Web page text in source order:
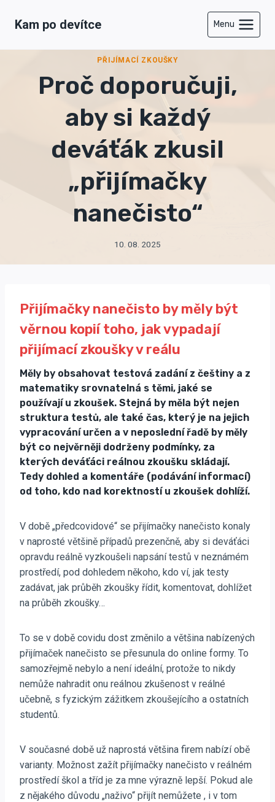
Kam po devítce Menu
PŘIJÍMACÍ ZKOUŠKY
Proč doporučuji,
aby si každý
deváťák zkusil
„přijímačky
nanečisto“
10. 08. 2025
Přijímačky nanečisto by měly být
věrnou kopií toho, jak vypadají
přijímací zkoušky v reálu
Měly by obsahovat testová zadání z češtiny a z
matematiky srovnatelná s těmi, jaké se
používají u zkoušek. Stejná by měla být nejen
struktura testů, ale také čas, který je na jejich
vypracování určen a v neposlední řadě by měly
být co nejvěrněji dodrženy podmínky, za
kterých deváťáci reálnou zkoušku skládají.
Tedy dohled a komentáře (podávání informací)
od toho, kdo nad korektností u zkoušek dohlíží.
V době „předcovidové“ se přijímačky nanečisto konaly
v naprosté většině případů prezenčně, aby si deváťáci
opravdu reálně vyzkoušeli napsání testů v neznámém
prostředí, pod dohledem někoho, kdo ví, jak testy
zadávat, jak průběh zkoušky řídit, komentovat, dohlížet
na průběh zkoušky…
To se v době covidu dost změnilo a většina nabízených
přijímaček nanečisto se přesunula do online formy. To
samozřejmě nebylo a není ideální, protože to nikdy
nemůže nahradit onu reálnou zkušenost v reálné
učebně, s fyzickým zážitkem zkoušejícího a ostatních
studentů.
V současné době už naprostá většina firem nabízí obě
varianty. Možnost zažít přijímačky nanečisto v reálném
prostředí škol a tříd je za mne výrazně lepší. Pokud ale
z nějakého důvodu „naživo“ přijít nemůžete , i v tom